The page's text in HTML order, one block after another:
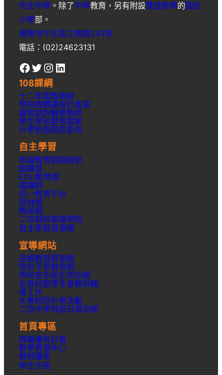
完全中學 。除了中學教育，另有附設雙語教學的國民
小學部。
基隆市中正區立德路243號
電話：(02)24623131
Facebook Twitter Instagram LinkedIn
108課綱
十二年國教總綱
學校總體課程計畫書
課程諮詢輔導教師
學生學習歷程檔案
升學管道簡章查詢
自主學習
申請教育雲端帳號
酷課雲
EDU教育雲
磨課師
均一教育平台
因材網
酷英網
二信翰林雲端學院
自主學習資源網
宣導網站
品格教育資源網
性別平等教育網
學校安全衛生資訊網
友善校園學生事務與輔
導工作
大專校院升學活動
二信中學母語日資訊網
首頁專區
高職優質計畫
教學資源中心
教師課表
學生手冊